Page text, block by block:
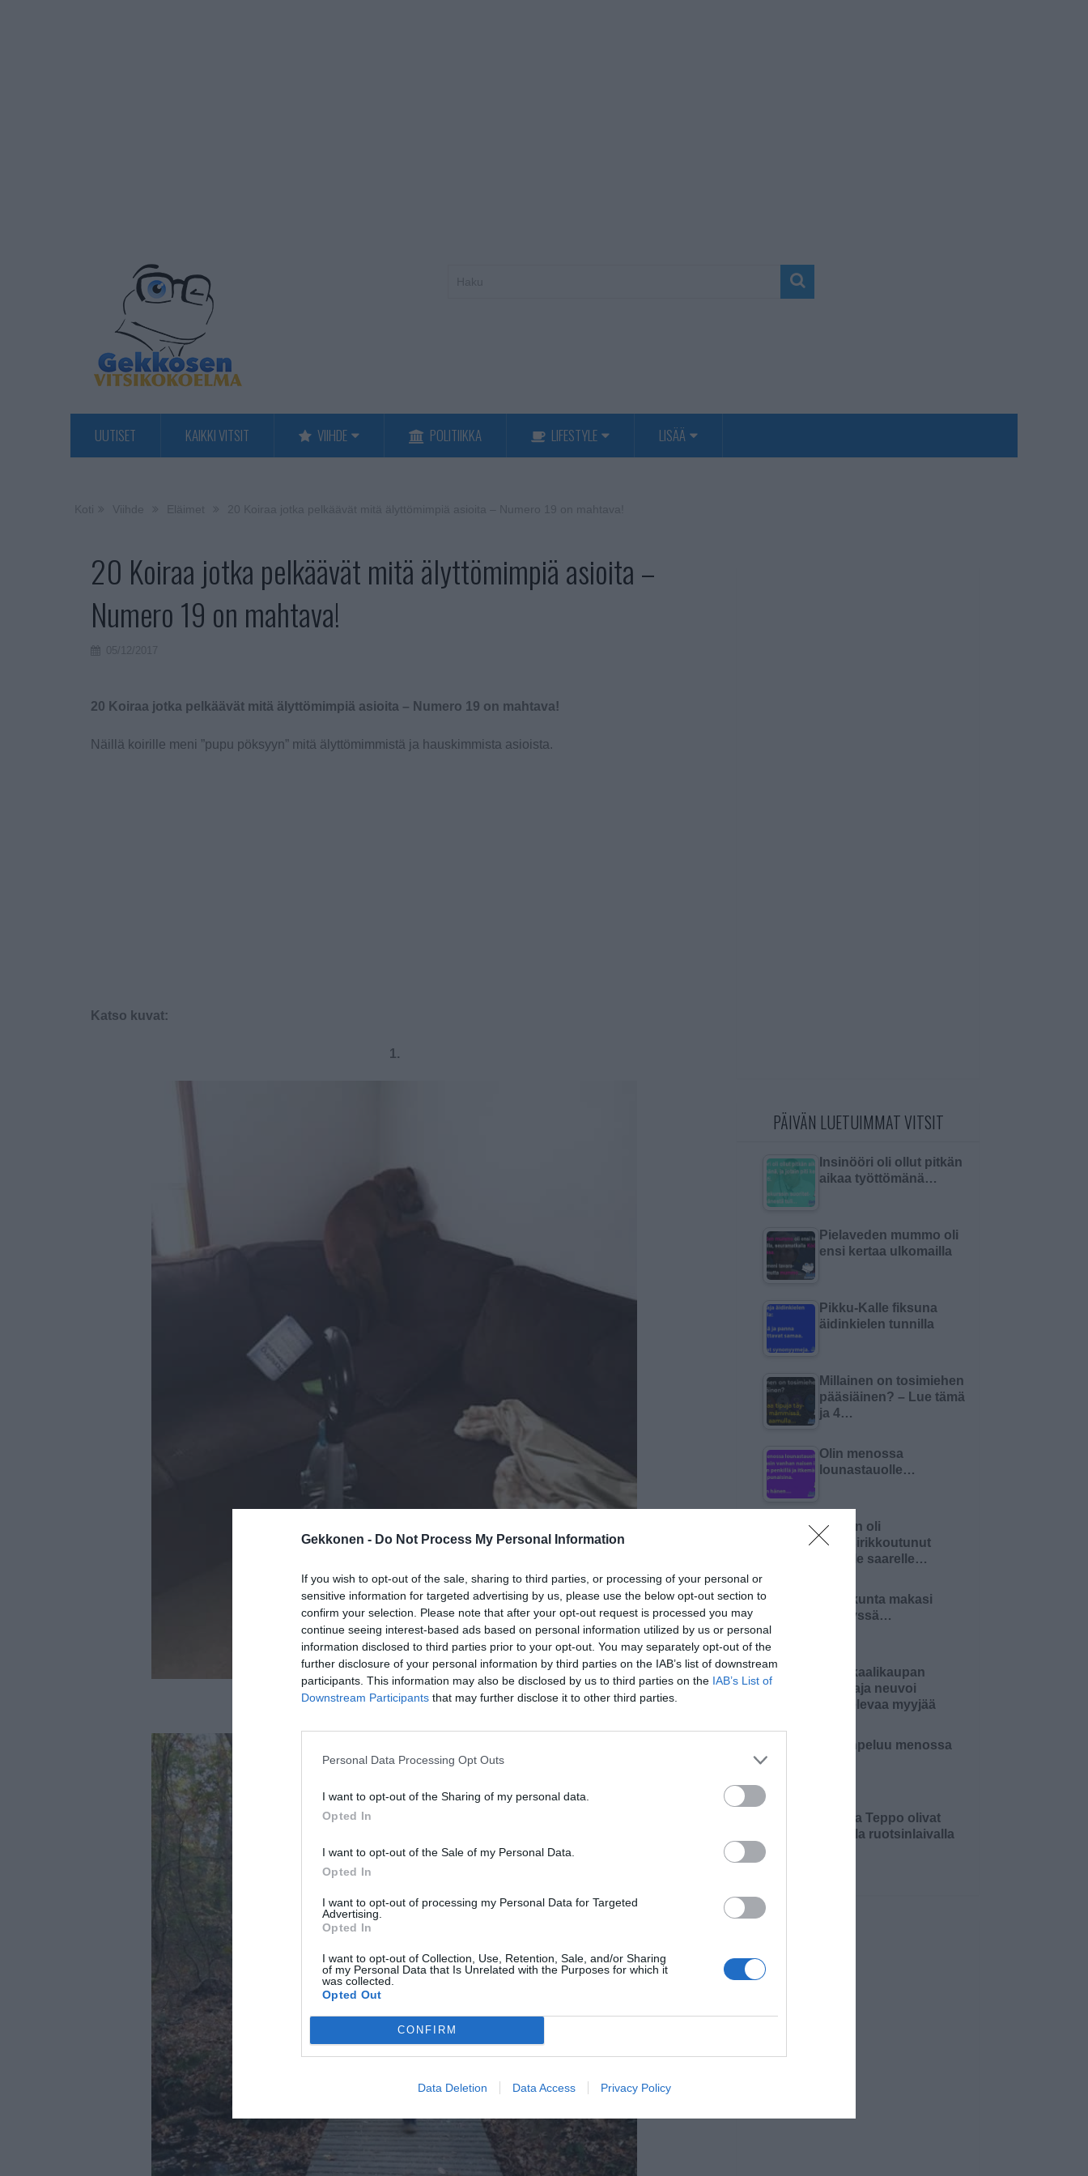
Gekkonen - Do Not Process My Personal Information
If you wish to opt-out of the sale, sharing to third parties, or processing of your personal or
sensitive information for targeted advertising by us, please use the below opt-out section to
confirm your selection. Please note that after your opt-out request is processed you may
continue seeing interest-based ads based on personal information utilized by us or personal
information disclosed to third parties prior to your opt-out. You may separately opt-out of the
further disclosure of your personal information by third parties on the IAB’s list of downstream
participants. This information may also be disclosed by us to third parties on the IAB’s List of
Downstream Participants that may further disclose it to other third parties.
Personal Data Processing Opt Outs
I want to opt-out of the Sharing of my personal data.
Opted In
I want to opt-out of the Sale of my Personal Data.
Opted In
I want to opt-out of processing my Personal Data for Targeted
Advertising.
Opted In
I want to opt-out of Collection, Use, Retention, Sale, and/or Sharing
of my Personal Data that Is Unrelated with the Purposes for which it
was collected.
Opted Out
CONFIRM
Data Deletion Data Access Privacy Policy
UUTISET KAIKKI VITSIT VIIHDE POLITIIKKA LIFESTYLE LISÄÄ
20 Koiraa jotka pelkäävät mitä älyttömimpiä asioita –
Numero 19 on mahtava!
20 Koiraa jotka pelkäävät mitä älyttömimpiä asioita – Numero 19 on mahtava!
Näillä koirille meni ”pupu pöksyyn” mitä älyttömimmistä ja hauskimmista asioista.
Katso kuvat:
1.
2.
PÄIVÄN LUETUIMMAT VITSIT
Insinööri oli ollut pitkän
aikaa työttömänä…
Pielaveden mummo oli
ensi kertaa ulkomailla
Pikku-Kalle fiksuna
äidinkielen tunnilla
Millainen on tosimiehen
pääsiäinen? – Lue tämä
ja 4…
Olin menossa
lounastauolle…
Nainen oli
haaksirikkoutunut
autiolle saarelle…
Pariskunta makasi
sängyssä…
Kemikaalikaupan
omistaja neuvoi
aloittelevaa myyjää
Kortinpeluu menossa
Matti ja Teppo olivat
keikalla ruotsinlaivalla